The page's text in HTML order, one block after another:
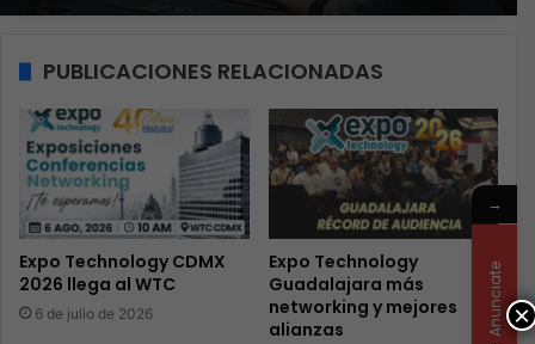
PUBLICACIONES RELACIONADAS
Expo Technology CDMX
2026 llega al WTC
6 de julio de 2026
Expo Technology
Guadalajara más
networking y mejores
alianzas
×
→
Anunciate